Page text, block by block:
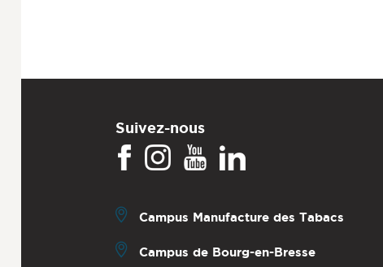
Suivez-nous
Campus Manufacture des Tabacs
Campus de Bourg-en-Bresse